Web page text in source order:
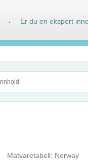
Matvaretabell: Norway
· Er du en ekspert